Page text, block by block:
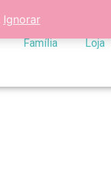
Ignorar
Família Loja